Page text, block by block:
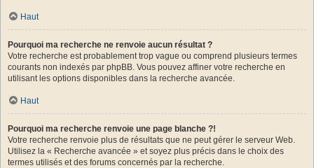
Haut
Pourquoi ma recherche ne renvoie aucun résultat ?
Votre recherche est probablement trop vague ou comprend plusieurs termes
courants non indexés par phpBB. Vous pouvez affiner votre recherche en
utilisant les options disponibles dans la recherche avancée.
Haut
Pourquoi ma recherche renvoie une page blanche ?!
Votre recherche renvoie plus de résultats que ne peut gérer le serveur Web.
Utilisez la « Recherche avancée » et soyez plus précis dans le choix des
termes utilisés et des forums concernés par la recherche.